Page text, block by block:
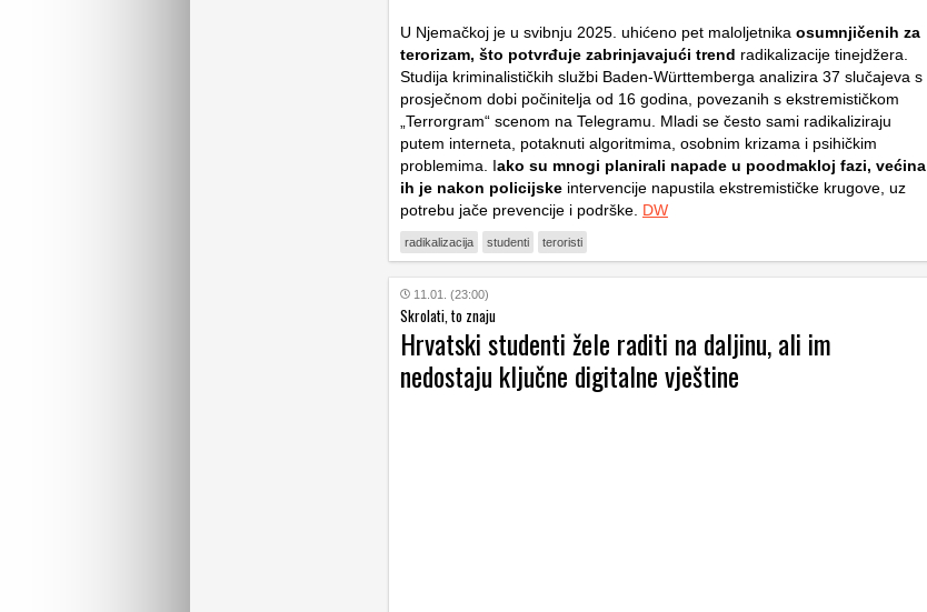
U Njemačkoj je u svibnju 2025. uhićeno pet maloljetnika osumnjičenih za
terorizam, što potvrđuje zabrinjavajući trend radikalizacije tinejdžera.
Studija kriminalističkih službi Baden-Württemberga analizira 37 slučajeva s
prosječnom dobi počinitelja od 16 godina, povezanih s ekstremističkom
„Terrorgram“ scenom na Telegramu. Mladi se često sami radikaliziraju
putem interneta, potaknuti algoritmima, osobnim krizama i psihičkim
problemima. Iako su mnogi planirali napade u poodmakloj fazi, većina
ih je nakon policijske intervencije napustila ekstremističke krugove, uz
potrebu jače prevencije i podrške. DW
radikalizacija studenti teroristi
11.01. (23:00)
Skrolati, to znaju
Hrvatski studenti žele raditi na daljinu, ali im
nedostaju ključne digitalne vještine